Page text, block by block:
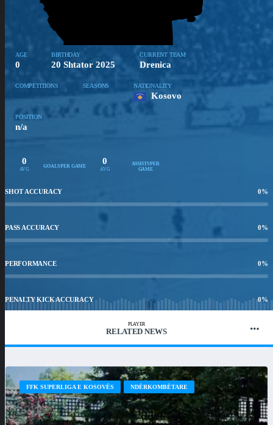
AGE
0
BIRTHDAY
20 Shtator 2025
CURRENT TEAM
Drenica
COMPETITIONS SEASONS NATIONALITY
Kosovo
POSITION
n/a
0
AVG GOALS PER GAME
0
AVG
ASSISTS PER
GAME
SHOT ACCURACY 0%
PASS ACCURACY 0%
PERFORMANCE 0%
PENALTY KICK ACCURACY 0%
PLAYER
RELATED NEWS
FFK SUPERLIGA E KOSOVËS NDËRKOMBËTARE